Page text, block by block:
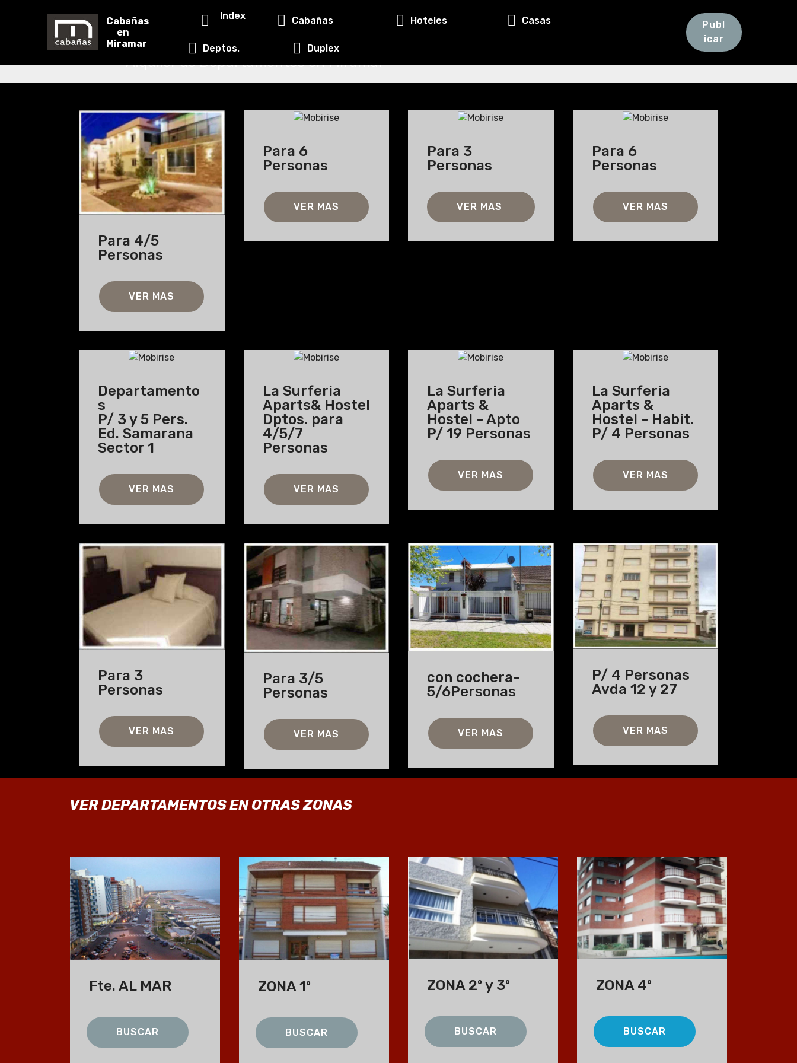
Cabañas
en
Miramar
Index Cabañas Hoteles Casas
Deptos. Duplex
Publ
icar
Deptos. en Zona 4º
Alquiler de Departamentos en Miramar
Para 4/5
Personas
VER MAS
Para 6
Personas
VER MAS
Para 3
Personas
VER MAS
Para 6
Personas
VER MAS
Departamento
s
P/ 3 y 5 Pers.
Ed. Samarana
Sector 1
VER MAS
La Surferia
Aparts& Hostel
Dptos. para
4/5/7
Personas
VER MAS
La Surferia
Aparts &
Hostel - Apto
P/ 19 Personas
VER MAS
La Surferia
Aparts &
Hostel - Habit.
P/ 4 Personas
VER MAS
Para 3
Personas
VER MAS
Para 3/5
Personas
VER MAS
con cochera-
5/6Personas
VER MAS
P/ 4 Personas
Avda 12 y 27
VER MAS
VER DEPARTAMENTOS EN OTRAS ZONAS
Fte. AL MAR
BUSCAR
ZONA 1º
BUSCAR
ZONA 2º y 3º
BUSCAR
ZONA 4º
BUSCAR